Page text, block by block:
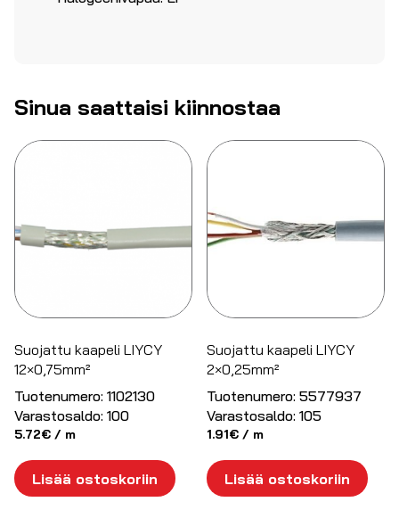
Sinua saattaisi kiinnostaa
Suojattu kaapeli LIYCY
12×0,75mm²
Tuotenumero: 1102130
Varastosaldo: 100
5.72€ / m
Lisää ostoskoriin
Suojattu kaapeli LIYCY
2×0,25mm²
Tuotenumero: 5577937
Varastosaldo: 105
1.91€ / m
Lisää ostoskoriin